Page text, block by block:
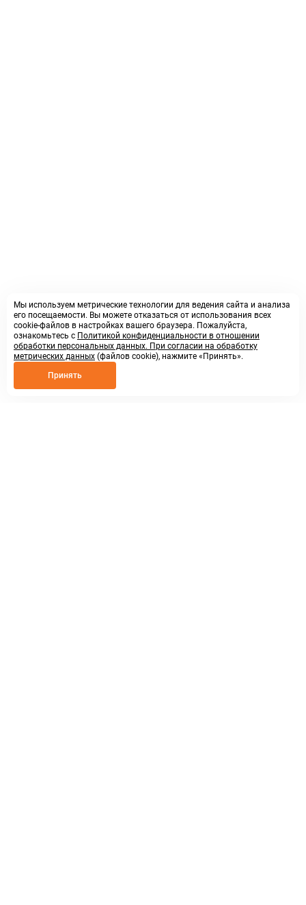
Мы используем метрические технологии для ведения сайта и анализа
его посещаемости. Вы можете отказаться от использования всех
cookie-файлов в настройках вашего браузера. Пожалуйста,
ознакомьтесь с Политикой конфиденциальности в отношении
обработки персональных данных. При согласии на обработку
метрических данных (файлов cookie), нажмите «Принять».
Принять